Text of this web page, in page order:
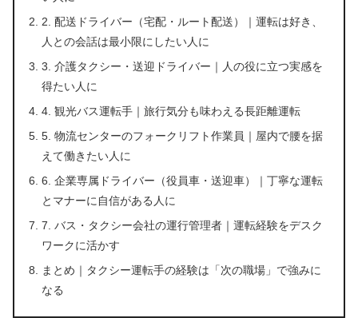
2. 配送ドライバー（宅配・ルート配送）｜運転は好き、
人との会話は最小限にしたい人に
3. 介護タクシー・送迎ドライバー｜人の役に立つ実感を
得たい人に
4. 観光バス運転手｜旅行気分も味わえる長距離運転
5. 物流センターのフォークリフト作業員｜屋内で腰を据
えて働きたい人に
6. 企業専属ドライバー（役員車・送迎車）｜丁寧な運転
とマナーに自信がある人に
7. バス・タクシー会社の運行管理者｜運転経験をデスク
ワークに活かす
まとめ｜タクシー運転手の経験は「次の職場」で強みに
なる